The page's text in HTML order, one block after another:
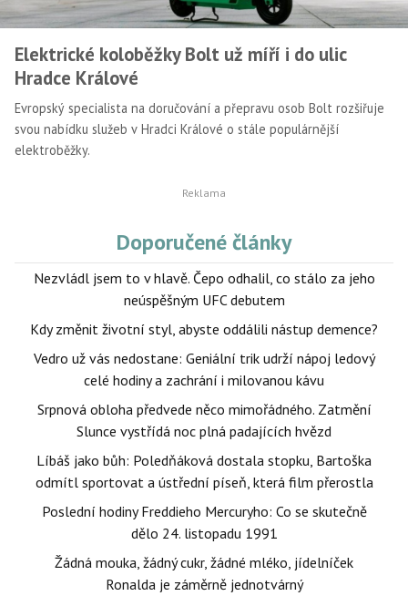
Elektrické koloběžky Bolt už míří i do ulic
Hradce Králové
Evropský specialista na doručování a přepravu osob Bolt rozšiřuje
svou nabídku služeb v Hradci Králové o stále populárnější
elektroběžky.
Doporučené články
Nezvládl jsem to v hlavě. Čepo odhalil, co stálo za jeho
neúspěšným UFC debutem
Kdy změnit životní styl, abyste oddálili nástup demence?
Vedro už vás nedostane: Geniální trik udrží nápoj ledový
celé hodiny a zachrání i milovanou kávu
Srpnová obloha předvede něco mimořádného. Zatmění
Slunce vystřídá noc plná padajících hvězd
Líbáš jako bůh: Poledňáková dostala stopku, Bartoška
odmítl sportovat a ústřední píseň, která film přerostla
Poslední hodiny Freddieho Mercuryho: Co se skutečně
dělo 24. listopadu 1991
Žádná mouka, žádný cukr, žádné mléko, jídelníček
Ronalda je záměrně jednotvárný